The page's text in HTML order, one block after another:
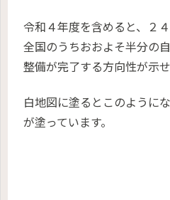
令和４年度を含めると、２
全国のうちおおよそ半分の
整備が完了する方向性が示
白地図に塗るとこのように
が塗っています。